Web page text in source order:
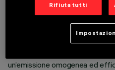
DESCRIZIONE
Apparecchio miniaturizzato
LED. Nonostante le
un’emissione omogenea ed
Rifiuta tutti